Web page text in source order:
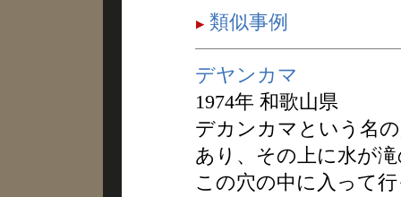
類似事例
デヤンカマ
1974年 和歌山県
デカンカマという名
あり、その上に水が
この穴の中に入って